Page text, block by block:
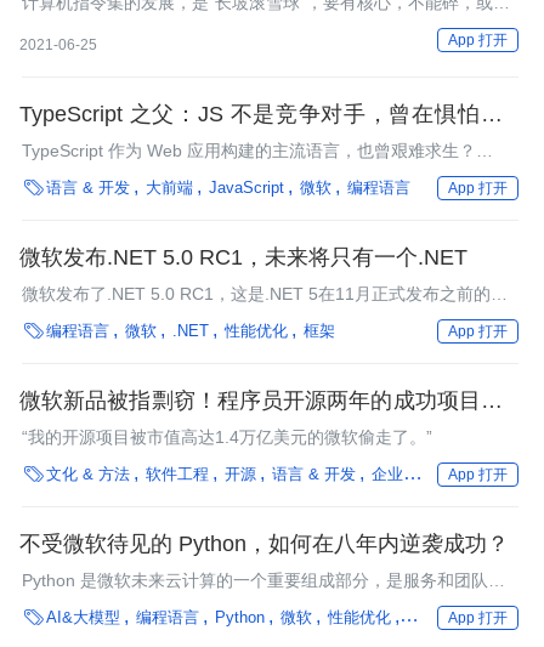
2021-06-25 App 打开
TypeScript 之父：JS 不是竞争对手，曾在惧怕开源
的微软文化中艰难求生
TypeScript 作为 Web 应用构建的主流语言，也曾艰难求生？
TypeScript 之父就 TypeScript 的发展历程进行了分享。
语言 & 开发 大前端 JavaScript 微软 编程语言 App 打开
微软发布.NET 5.0 RC1，未来将只有一个.NET
微软发布了.NET 5.0 RC1，这是.NET 5在11月正式发布之前的第
一个“go-live”版本。
编程语言 微软 .NET 性能优化 框架 App 打开
微软新品被指剽窃！程序员开源两年的成功项目被迫
终结
“我的开源项目被市值高达1.4万亿美元的微软偷走了。”
文化 & 方法 软件工程 开源 语言 & 开发 企业动态 Linux 微软
App 打开
不受微软待见的 Python，如何在八年内逆袭成功？
Python 是微软未来云计算的一个重要组成部分，是服务和团队需
要支持的语言之一，也是微软公司内外快速增长的数据科学和分析
领域最受欢迎的语言。但一直以来，Python 在微软似乎从来没有
AI&大模型 编程语言 Python 微软 性能优化 框架 企业动态
App 打开